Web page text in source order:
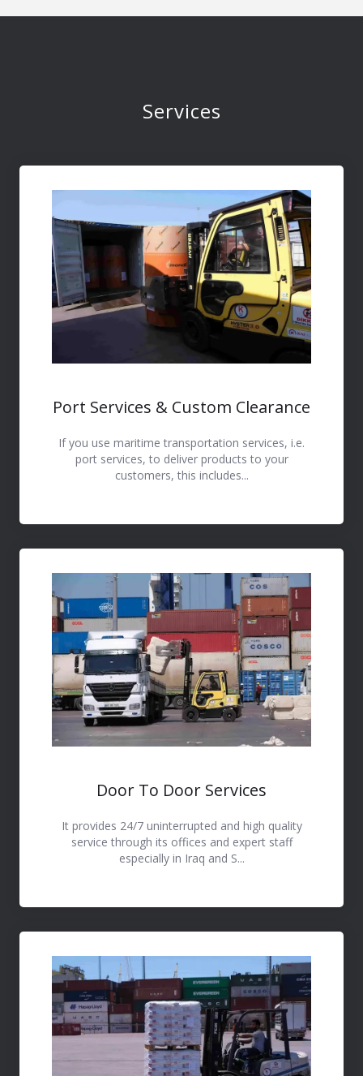
Services
Port Services & Custom Clearance
If you use maritime transportation services, i.e.
port services, to deliver products to your
customers, this includes...
Door To Door Services
It provides 24/7 uninterrupted and high quality
service through its offices and expert staff
especially in Iraq and S...